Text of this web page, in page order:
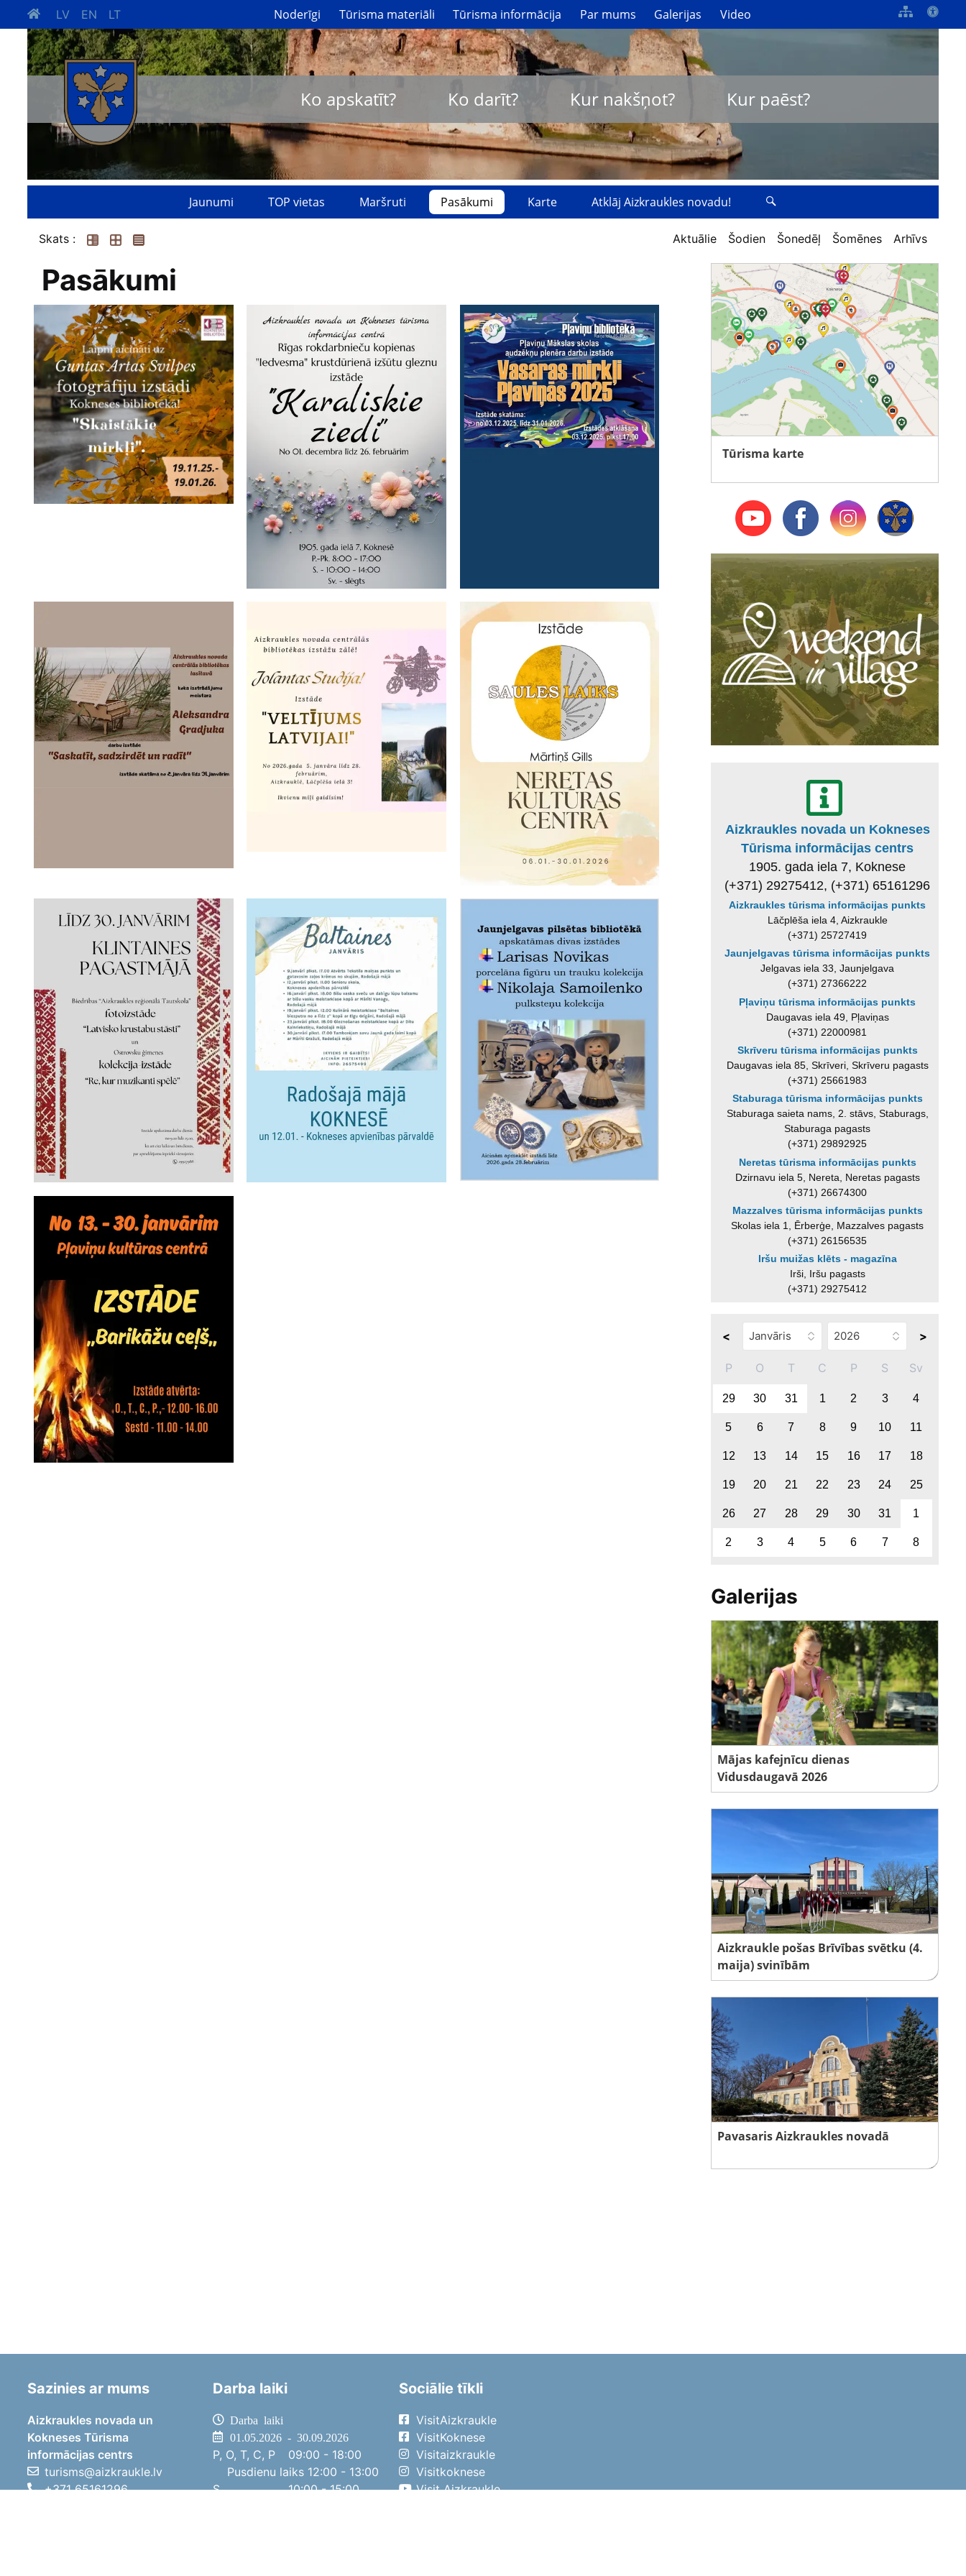
LV EN LT Noderīgi Tūrisma materiāli Tūrisma informācija Par mums Galerijas Video
Ko apskatīt? Ko darīt? Kur nakšņot? Kur paēst?
Jaunumi TOP vietas Maršruti Pasākumi Karte Atklāj Aizkraukles novadu!
Skats : Aktuālie Šodien Šonedēļ Šomēnes Arhīvs
Pasākumi
Tūrisma karte
Aizkraukles novada un Kokneses
Tūrisma informācijas centrs
1905. gada iela 7, Koknese
(+371) 29275412, (+371) 65161296
Aizkraukles tūrisma informācijas punkts
Lāčplēša iela 4, Aizkraukle
(+371) 25727419
Jaunjelgavas tūrisma informācijas punkts
Jelgavas iela 33, Jaunjelgava
(+371) 27366222
Pļaviņu tūrisma informācijas punkts
Daugavas iela 49, Pļaviņas
(+371) 22000981
Skrīveru tūrisma informācijas punkts
Daugavas iela 85, Skrīveri, Skrīveru pagasts
(+371) 25661983
Staburaga tūrisma informācijas punkts
Staburaga saieta nams, 2. stāvs, Staburags,
Staburaga pagasts
(+371) 29892925
Neretas tūrisma informācijas punkts
Dzirnavu iela 5, Nereta, Neretas pagasts
(+371) 26674300
Mazzalves tūrisma informācijas punkts
Skolas iela 1, Ērberģe, Mazzalves pagasts
(+371) 26156535
Iršu muižas klēts - magazīna
Irši, Iršu pagasts
(+371) 29275412
< >
P O T C P S Sv
29 30 31 1 2 3 4
5 6 7 8 9 10 11
12 13 14 15 16 17 18
19 20 21 22 23 24 25
26 27 28 29 30 31 1
2 3 4 5 6 7 8
Galerijas
Mājas kafejnīcu dienas
Vidusdaugavā 2026
Aizkraukle pošas Brīvības svētku (4.
maija) svinībām
Pavasaris Aizkraukles novadā
Sazinies ar mums
Aizkraukles novada un
Kokneses Tūrisma
informācijas centrs
turisms@aizkraukle.lv
+371 65161296
Darba laiki
Darba laiki
01.05.2026 - 30.09.2026
P, O, T, C, P
09:00 - 18:00
Pusdienu laiks 12:00 - 13:00
S
10:00 - 15:00
Sociālie tīkli
VisitAizkraukle
VisitKoknese
Visitaizkraukle
Visitkoknese
Visit Aizkraukle